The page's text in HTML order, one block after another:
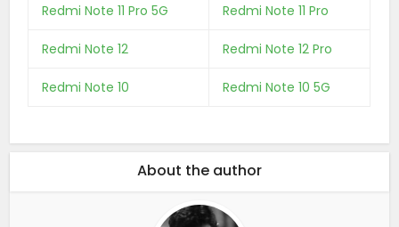
Redmi Note 11 Pro 5G Redmi Note 11 Pro
Redmi Note 12 Redmi Note 12 Pro
Redmi Note 10 Redmi Note 10 5G
About the author